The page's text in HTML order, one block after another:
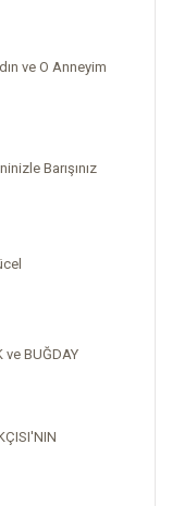
ve O Anneyim
Barışınız
ve BUĞDAY